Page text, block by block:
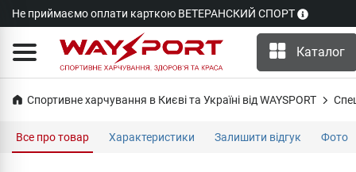
Не приймаємо оплати карткою ВЕТЕРАНСКИЙ СПОРТ
Каталог
Спортивне харчування в Києві та Україні від WAYSPORT
Все про товар Характеристики Залишити відгук Фото